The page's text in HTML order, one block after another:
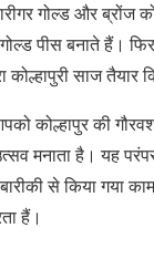
गोल्ड और ब्रोंज
पीस बनाते हैं। फिर
साज तैयार
कोल्हापुर की
मनाता है। यह
से किया गया
हैं।